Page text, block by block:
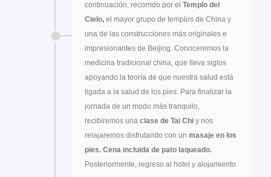
continuación, recorrido por el Templo del
Cielo, el mayor grupo de templos de China y
una de las construcciones más originales e
impresionantes de Beijing. Conoceremos la
medicina tradicional china, que lleva siglos
apoyando la teoría de que nuestra salud está
ligada a la salud de los pies. Para finalizar la
jornada de un modo más tranquilo,
recibiremos una clase de Tai Chi y nos
relajaremos disfrutando con un masaje en los
pies. Cena incluida de pato laqueado.
Posteriormente, regreso al hotel y alojamiento.